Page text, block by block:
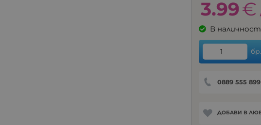
3.99€
В наличност
бр.
0889 555 899
ДОБАВИ В